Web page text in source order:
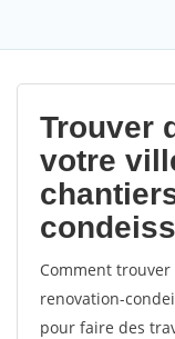
Trouver
votre
Comment
renovation-
pour faire des